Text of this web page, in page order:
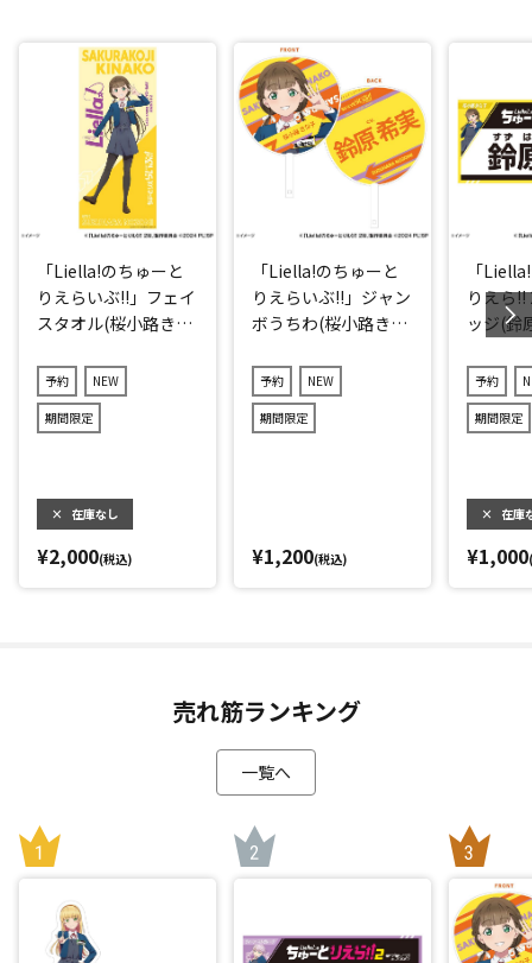
「Liella!のちゅーと
りえらいぶ!!」フェイ
スタオル(桜小路きな
予約 NEW
期間限定
× 在庫なし
¥2,000(税込)
「Liella!のちゅーと
りえらいぶ!!」ジャン
ボうちわ(桜小路きな
予約 NEW
期間限定
¥1,200(税込)
「
りえら
ッジ(鈴
予約
期間限定
× 在庫
¥1,000
売れ筋ランキング
一覧へ